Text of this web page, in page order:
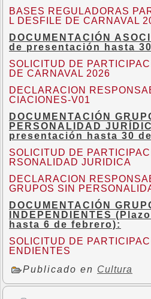
BASES REGULADORAS
L DESFILE DE CARNAVAL
DOCUMENTACIÓN
de presentación hasta
SOLICITUD DE
DE CARNAVAL 2026
DECLARACION
CIACIONES-V01
DOCUMENTACIÓN
PERSONALIDAD
presentación hasta 30
SOLICITUD DE
RSONALIDAD JURIDICA
DECLARACION
GRUPOS SIN
DOCUMENTACIÓN
INDEPENDIENTES
hasta 6 de febrero):
SOLICITUD DE
ENDIENTES
Publicado en Cultura